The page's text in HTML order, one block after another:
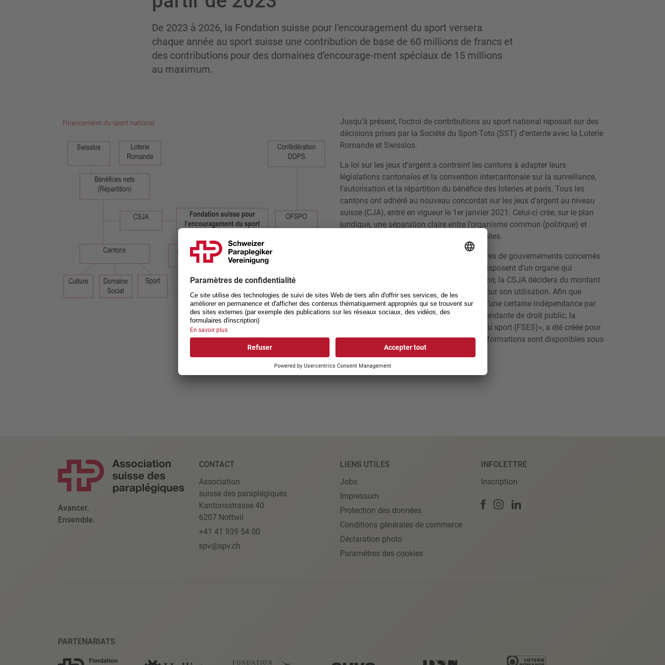
De 2023 à 2026, la Fondation suisse pour l’encouragement du sport versera
chaque année au sport suisse une contribution de base de 60 millions de francs et
des contributions pour des domaines d’encourage-ment spéciaux de 15 millions
au maximum.
Jusqu’à présent, l’octroi de contributions au sport national reposait sur des
décisions prises par la Société du Sport-Toto (SST) d’entente avec la Loterie
Romande et Swisslos.
La loi sur les jeux d’argent a contraint les cantons à adapter leurs
législations cantonales et la convention intercantonale sur la surveillance,
l’autorisation et la répartition du bénéfice des loteries et paris. Tous les
cantons ont adhéré au nouveau concordat sur les jeux d’argent au niveau
suisse (CJA), entré en vigueur le 1er janvier 2021. Celui-ci crée, sur le plan
juridique, une séparation claire entre l’organisme commun (politique) et
l’accomplissement des tâches opérationnelles.
Avec la Conférence spécialisée des membres de gouvernements concernés
par les jeux d’argent (CSJA), les cantons disposent d’un organe qui
représente leurs intérêts communs. À l’avenir, la CSJA décidera du montant
destiné au sport national et des priorités pour son utilisation. Afin que
l’organe de répartition des fonds dispose d’une certaine indépendance par
rapport à la politique, une fondation indépendante de droit public, la
«Fondation suisse pour l’encouragement du sport (FSES)», a été créée pour
la répartition des fonds. De plus amples informations sont disponibles sous
www.fses.ch.
Avancer.
Ensemble.
CONTACT
Association
suisse des paraplégiques
Kantonsstrasse 40
6207 Nottwil
+41 41 939 54 00
spv@spv.ch
LIENS UTILES
Jobs
Impressum
Protection des données
Conditions générales de commerce
Déclaration photo
Paramètres des cookies
INFOLETTRE
Inscription
PARTENARIATS